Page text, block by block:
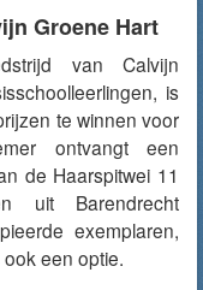
Groene Hart
van Calvijn
is
te winnen voor
ontvangt een
de Haarspitwei 11
uit Barendrecht
exemplaren,
ook een optie.